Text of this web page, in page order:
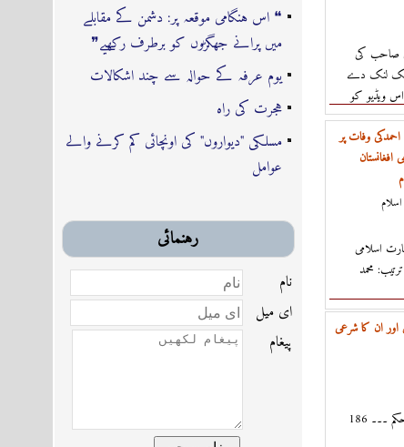
❝ اس ہنگامی موقعہ پر: دشمن کے مقابلے
میں پرانے جھگڑوں کو برطرف رکھیے❞
یوم عرفہ کے حوالہ سے چند اشکالات
ہجرت کی راہ
مسلکی "دیواروں" کی اونچائی کم کرنے والے
عوامل
رہنمائى
نام
اى ميل
پیغام
صاحب کی
ایک لنک دے
ویڈیو کو
وفات پر
افغانستان
اسلامی
محمد
اور ان کا شرعی
۔۔۔